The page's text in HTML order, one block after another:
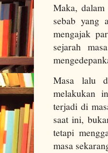
Maka,
sebab yang
mengajak
sejarah
Masa lalu
melakukan
terjadi di
saat ini,
tetapi
masa